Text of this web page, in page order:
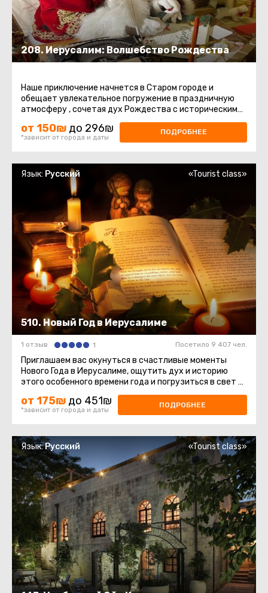
208. Иерусалим: Волшебство Рождества
Наше приключение начнется в Старом городе и
обещает увлекательное погружение в праздничную
атмосферу , сочетая дух Рождества с историческими
и культурными достопримечательностями.Первые ...
от 150₪ до 296₪
*зависит от города и даты
ПОДРОБНЕЕ
510. Новый Год в Иерусалиме
Язык: Русский «Tourist class»
1 отзыв 1 Посетило 9 407 чел.
Приглашаем вас окунуться в счастливые моменты
Нового Года в Иерусалиме, ощутить дух и историю
этого особенного времени года и погрузиться в свет и
от 175₪ до 451₪
*зависит от города и даты
ПОДРОБНЕЕ
Язык:Русский «Tourist class»